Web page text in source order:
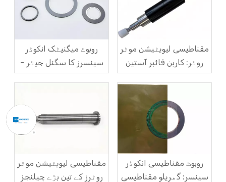
مقناطیسی لیویٹیشن موٹر
روٹر: کاربن فائبر آستین
کی طاقت اور مقناطیس
سینٹرفیوگل اینٹی
کریکنگ حل
روبوٹ میگنیٹک انکوڈر
سینسرز کا سگنل جیٹر -
علامتی علاج سے لے کر
روبوٹ مقناطیسی انکوڈر
سینسر: گھریلو مقناطیسی
مقناطیسی لیویٹیشن موٹر
روٹرز کے تین بڑے چیلنجز